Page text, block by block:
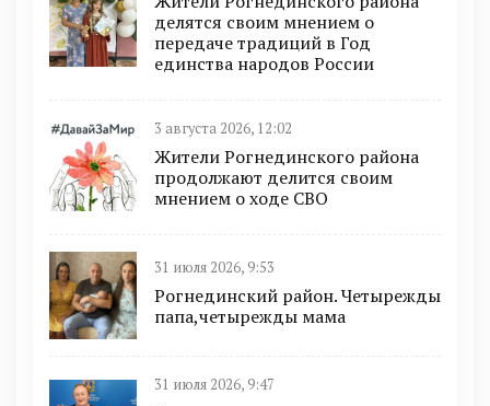
делятся своим мнением о
передаче традиций в Год
единства народов России
3 августа 2026, 12:02
Жители Рогнединского района
продолжают делится своим
мнением о ходе СВО
31 июля 2026, 9:53
Рогнединский район. Четырежды
папа,четырежды мама
31 июля 2026, 9:47